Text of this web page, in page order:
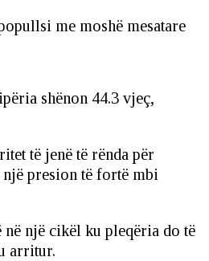
me moshë mesatare
shënon 44.3 vjeç,
të jenë të rënda për
presion të fortë mbi
një cikël ku pleqëria do të
arritur.